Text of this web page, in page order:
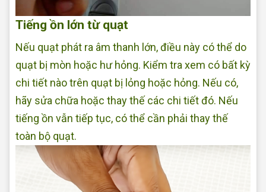
Tiếng ồn lớn từ quạt
Nếu quạt phát ra âm thanh lớn, điều này có thể do
quạt bị mòn hoặc hư hỏng. Kiểm tra xem có bất kỳ
chi tiết nào trên quạt bị lỏng hoặc hỏng. Nếu có,
hãy sửa chữa hoặc thay thế các chi tiết đó. Nếu
tiếng ồn vẫn tiếp tục, có thể cần phải thay thế
toàn bộ quạt.